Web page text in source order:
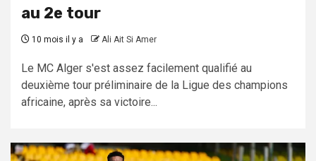
au 2e tour
10 mois il y a Ali Ait Si Amer
Le MC Alger s'est assez facilement qualifié au
deuxième tour préliminaire de la Ligue des champions
africaine, après sa victoire...